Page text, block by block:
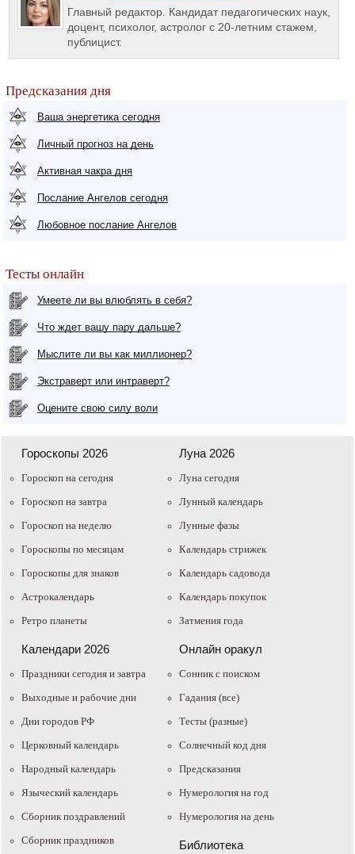
Главный редактор. Кандидат педагогических наук,
доцент, психолог, астролог с 20-летним стажем,
публицист.
Предсказания дня
Ваша энергетика сегодня
Личный прогноз на день
Активная чакра дня
Послание Ангелов сегодня
Любовное послание Ангелов
Тесты онлайн
Умеете ли вы влюблять в себя?
Что ждет вашу пару дальше?
Мыслите ли вы как миллионер?
Экстраверт или интраверт?
Оцените свою силу воли
Гороскопы 2026
Гороскоп на сегодня
Гороскоп на завтра
Гороскоп на неделю
Гороскопы по месяцам
Гороскопы для знаков
Астрокалендарь
Ретро планеты
Луна 2026
Луна сегодня
Лунный календарь
Лунные фазы
Календарь стрижек
Календарь садовода
Календарь покупок
Затмения года
Календари 2026
Праздники сегодня и завтра
Выходные и рабочие дни
Дни городов РФ
Церковный календарь
Народный календарь
Языческий календарь
Сборник поздравлений
Сборник праздников
Онлайн оракул
Cонник с поиском
Гадания (все)
Тесты (разные)
Солнечный код дня
Предсказания
Нумерология на год
Нумерология на день
Библиотека